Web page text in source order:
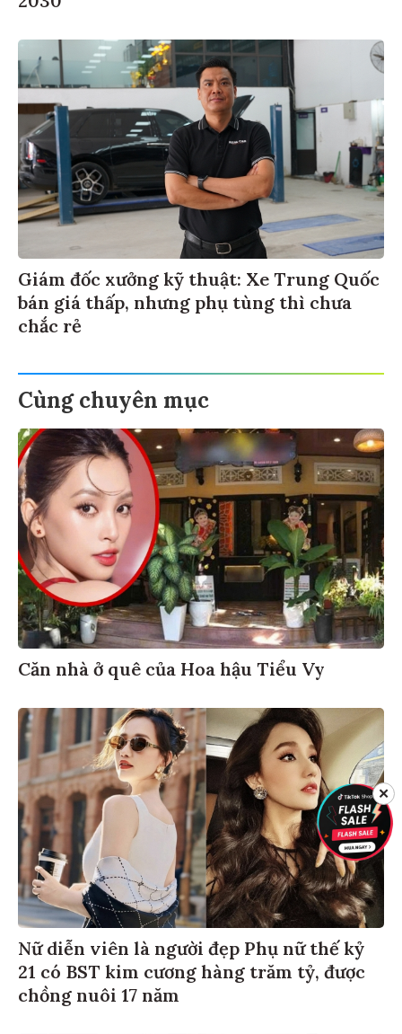
Giám đốc xưởng kỹ thuật: Xe Trung Quốc
bán giá thấp, nhưng phụ tùng thì chưa
chắc rẻ
Cùng chuyên mục
Căn nhà ở quê của Hoa hậu Tiểu Vy
Nữ diễn viên là người đẹp Phụ nữ thế kỷ
21 có BST kim cương hàng trăm tỷ, được
chồng nuôi 17 năm
✕